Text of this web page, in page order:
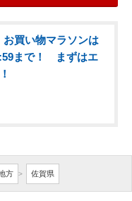
お買い物マラソンは
まで！ まずはエ
方 > 佐賀県